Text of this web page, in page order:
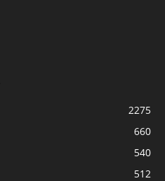
2275
660
540
512